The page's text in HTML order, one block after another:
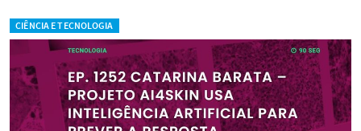
CIÊNCIA E TECNOLOGIA